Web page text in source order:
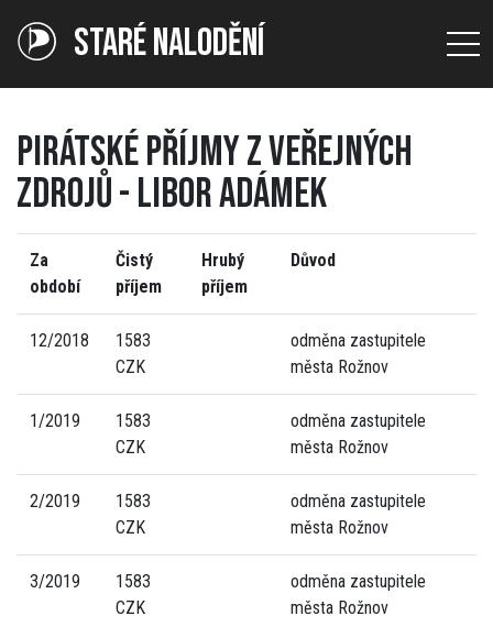
STARÉ NALODĚNÍ
PIRÁTSKÉ PŘÍJMY Z VEŘEJNÝCH
ZDROJŮ - LIBOR ADÁMEK
Za
období
Čistý
příjem
Hrubý
příjem
Důvod
12/2018
1583
CZK
odměna zastupitele
města Rožnov
1/2019
1583
CZK
odměna zastupitele
města Rožnov
2/2019
1583
CZK
odměna zastupitele
města Rožnov
3/2019
1583
CZK
odměna zastupitele
města Rožnov